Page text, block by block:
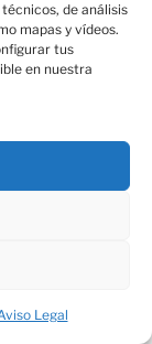
de análisis
mapas y vídeos.
tus
en nuestra
Legal
valla que
privada,
que ha sido
una puerta y
junto a
por el